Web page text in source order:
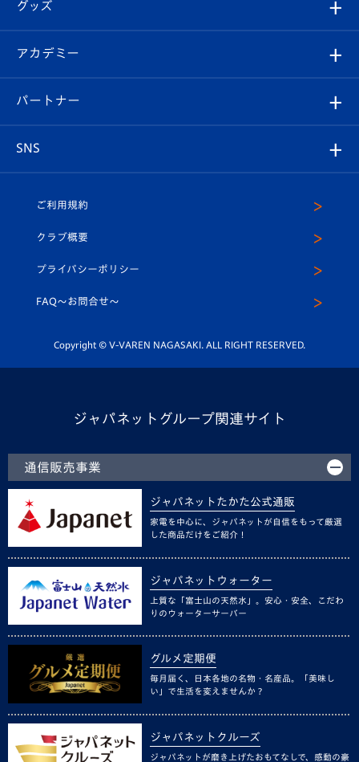
チケット
イベント
メディア
ホームタウン
スタッフプロフィール
マスコット紹介
平和祈念活動
ホームタウン活動
Revive Team
ヴィヴィくんの長崎おもてなしガイド
フォトギャラリー
スタジアムグルメ
V-LOVERS（ファンクラブ）
プレイヤーズスイート
グッズ
オンラインショップ
店舗情報
アカデミー
育成からのお知らせ
U-18
スクール
パートナー
SNS
ヴィヴィくんインスタグラム
公式LINE＠
ご利用規約
クラブ概要
プライバシーポリシー
FAQ〜お問合せ〜
Copyright © V-VAREN NAGASAKI. ALL RIGHT RESERVED.
ジャパネットグループ関連サイト
通信販売事業
ジャパネットたかた公式通販
家電を中心に、ジャパネットが自信をもって厳選
した商品だけをご紹介！
ジャパネットウォーター
上質な「富士山の天然水」。安心・安全、こだわ
りのウォーターサーバー
グルメ定期便
毎月届く、日本各地の名物・名産品。「美味し
い」で生活を変えませんか？
ジャパネットクルーズ
ジャパネットが磨き上げたおもてなしで、感動の豪